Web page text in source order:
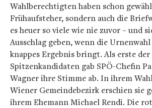
Wahlberechtigten haben schon
Frühaufsteher, sondern auch die
es heuer so viele wie nie zuvor – und
Ausschlag geben, wenn die
knappes Ergebnis bringt. Als erste der
Spitzenkandidaten gab SPÖ-Chefin
Wagner ihre Stimme ab. In ihrem
Wiener Gemeindebezirk erschien sie
ihrem Ehemann Michael Rendi. Die